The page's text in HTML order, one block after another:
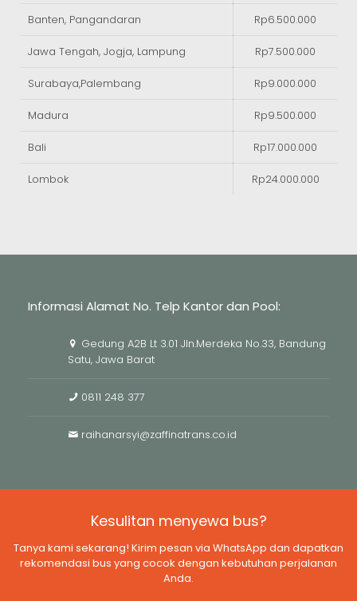
Banten, Pangandaran Rp6.500.000
Jawa Tengah, Jogja, Lampung Rp7.500.000
Surabaya,Palembang Rp9.000.000
Madura Rp9.500.000
Bali Rp17.000.000
Lombok Rp24.000.000
Informasi Alamat No. Telp Kantor dan Pool:
Gedung A2B Lt 3.01 Jln.Merdeka No.33, Bandung
Satu, Jawa Barat
0811 248 377
raihanarsyi@zaffinatrans.co.id
Kesulitan menyewa bus?
Tanya kami sekarang! Kirim pesan via WhatsApp dan dapatkan
rekomendasi bus yang cocok dengan kebutuhan perjalanan
Anda.